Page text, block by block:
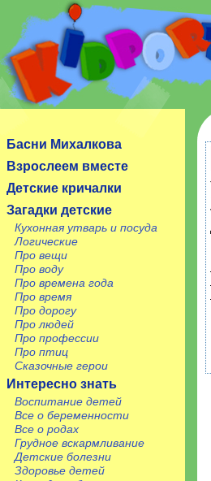
Сайт посвящен детям, их
Басни Михалкова
Взрослеем вместе
Детские кричалки
Загадки детские
Кухонная утварь и посуда
Логические
Про вещи
Про воду
Про времена года
Про время
Про дорогу
Про людей
Про профессии
Про птиц
Сказочные герои
Интересно знать
Воспитание детей
Все о беременности
Все о родах
Грудное вскармливание
Детские болезни
Здоровье детей